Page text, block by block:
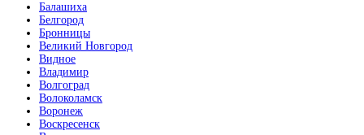
Балашиха
Белгород
Бронницы
Великий Новгород
Видное
Владимир
Волгоград
Волоколамск
Воронеж
Воскресенск